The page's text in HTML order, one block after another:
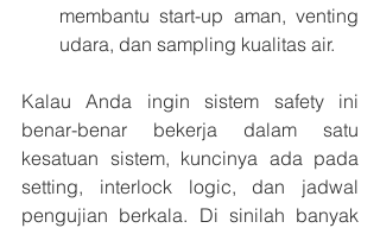
membantu start-up aman, venting
udara, dan sampling kualitas air.
Kalau Anda ingin sistem safety ini
benar-benar bekerja dalam satu
kesatuan sistem, kuncinya ada pada
setting, interlock logic, dan jadwal
pengujian berkala. Di sinilah banyak